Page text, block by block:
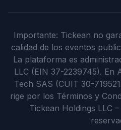
Importante: Tickean no
calidad de los eventos
La plataforma es
LLC (EIN 37-2239745). En
Tech SAS (CUIT 30-
rige por los Términos y
Tickean Holdings LLC